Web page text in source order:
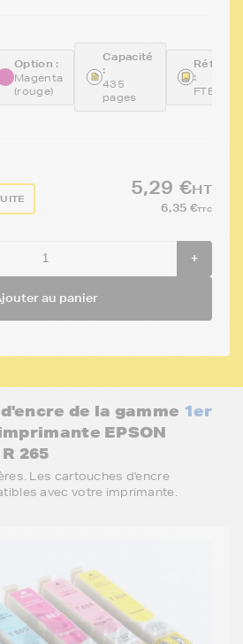
Option :
Magenta
(rouge)
Capacité
:
435
pages
:
5,29 €HT
6,35 €TTC
+
au panier
de la gamme 1er
EPSON
265
Les cartouches d'encre
avec votre imprimante.